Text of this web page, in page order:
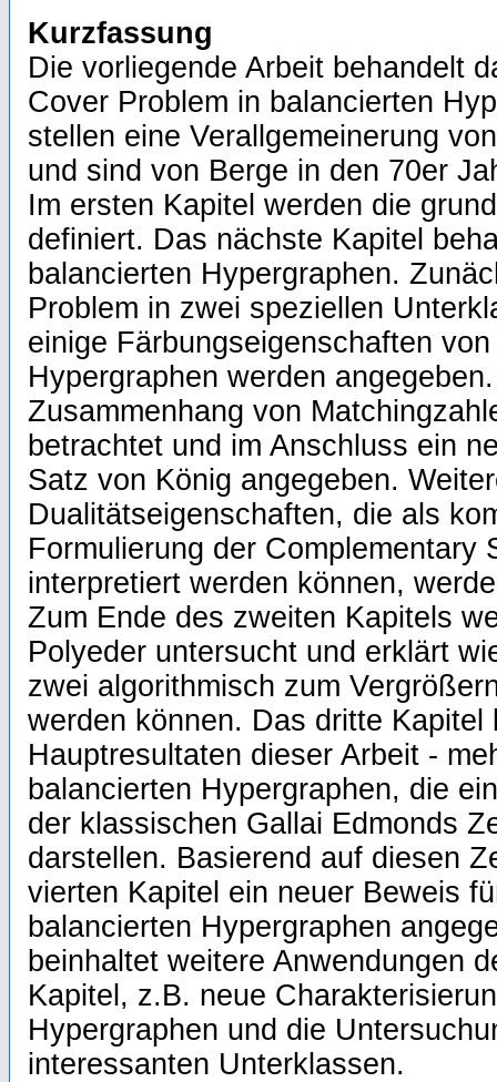
Kurzfassung
Die vorliegende Arbeit behandelt
Cover Problem in balancierten
stellen eine Verallgemeinerung
und sind von Berge in den 70er
Im ersten Kapitel werden die
definiert. Das nächste Kapitel
balancierten Hypergraphen.
Problem in zwei speziellen
einige Färbungseigenschaften
Hypergraphen werden
Zusammenhang von
betrachtet und im Anschluss ein
Satz von König angegeben.
Dualitätseigenschaften, die als
Formulierung der Complementary
interpretiert werden können,
Zum Ende des zweiten Kapitels
Polyeder untersucht und erklärt
zwei algorithmisch zum
werden können. Das dritte
Hauptresultaten dieser Arbeit -
balancierten Hypergraphen, die
der klassischen Gallai Edmonds
darstellen. Basierend auf diesen
vierten Kapitel ein neuer Beweis
balancierten Hypergraphen
beinhaltet weitere Anwendungen
Kapitel, z.B. neue
Hypergraphen und die
interessanten Unterklassen.